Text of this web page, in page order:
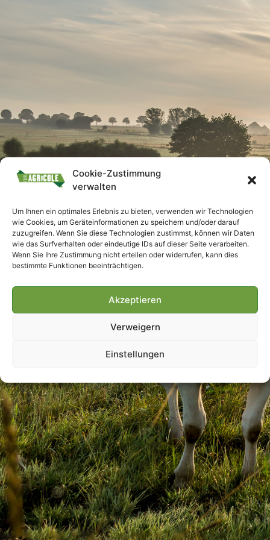
Cookie-Zustimmung
verwalten
Um Ihnen ein optimales Erlebnis zu bieten, verwenden wir Technologien
wie Cookies, um Geräteinformationen zu speichern und/oder darauf
zuzugreifen. Wenn Sie diese Technologien zustimmst, können wir Daten
wie das Surfverhalten oder eindeutige IDs auf dieser Seite verarbeiten.
Wenn Sie Ihre Zustimmung nicht erteilen oder widerrufen, kann dies
bestimmte Funktionen beeinträchtigen.
Akzeptieren
Verweigern
Einstellungen
Villmools Merci! Bis nächst
Joer!